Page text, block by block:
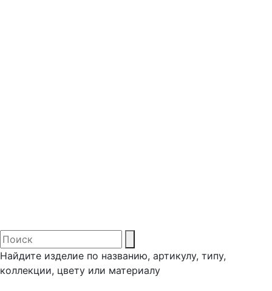
Найдите изделие по названию, артикулу, типу,
коллекции, цвету или материалу